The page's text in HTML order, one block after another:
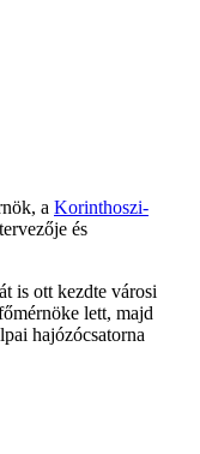
a Korinthoszi-
és
is ott kezdte városi
lett, majd
hajózócsatorna